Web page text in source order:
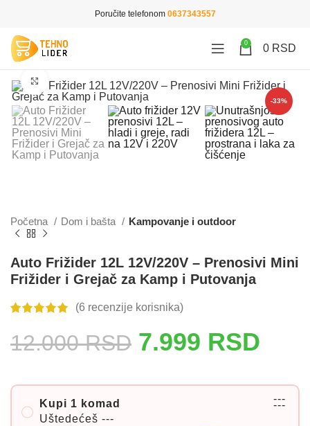
Poručite telefonom 0637343557
0 0 RSD
-33%
Click to enlarge
Početna Dom i bašta Kampovanje i outdoor
Auto Frižider 12L 12V/220V – Prenosivi Mini
Frižider i Grejač za Kamp i Putovanja
(6 recenzije korisnika)
12.000RSD 7.999 RSD
Kupi 1 komad
Uštedećeš ---
---
---